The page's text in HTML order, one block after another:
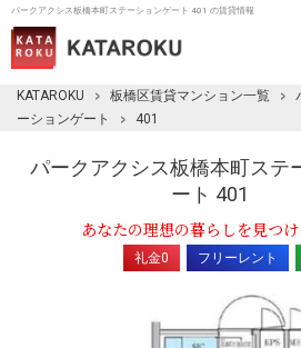
パークアクシス板橋本町ステーションゲート 401 の賃貸情報
KATAROKU 板橋区賃貸マンション一覧
ーションゲート
401
パークアクシス板橋本町ステ
ート 401
あなたの理想の暮らしを見つ
礼金0 フリーレント